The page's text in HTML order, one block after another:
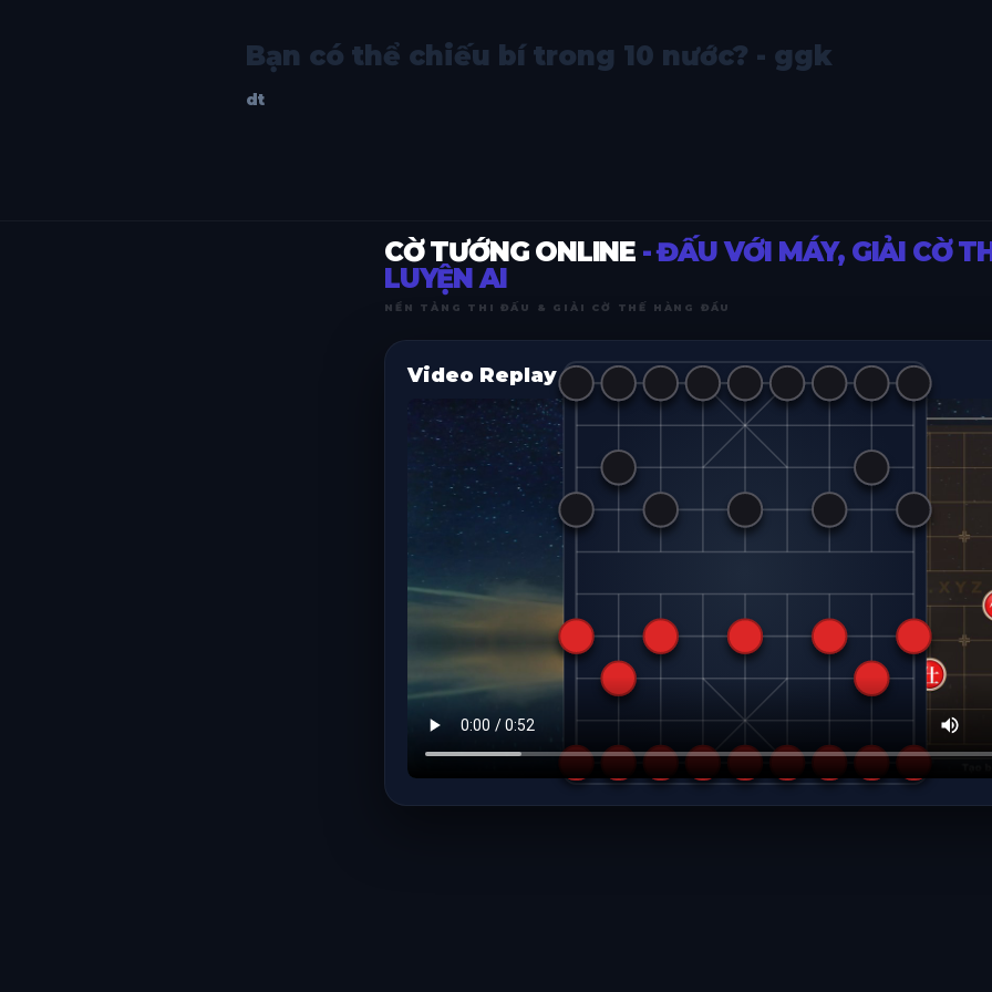
Bạn có thể chiếu bí trong 10 nước? - ggk
dt
CỜ TƯỚNG ONLINE - ĐẤU VỚI MÁY, GIẢI CỜ
LUYỆN AI
NỀN TẢNG THI ĐẤU & GIẢI CỜ THẾ HÀNG ĐẦU
Video Replay